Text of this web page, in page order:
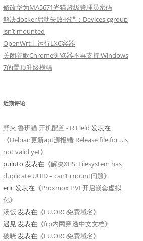
修改华为MA5671光猫超级管理员密码
解决docker启动失败报错：Devices cgroup
isn’t mounted
OpenWrt上运行LXC容器
关闭谷歌Chrome浏览器不再支持 Windows
7的置顶升级横幅
近期评论
野火 鲁班猫 开机配置 - R Field 发表在
《Debian更新apt源报错 Release file for…is
not valid yet》
puluto 发表在《解决XFS: Filesystem has
duplicate UUID – can’t mount问题》
eric发表在《Proxmox PVE开启嵌套虚拟
化》
汤饭 发表在《EU.ORG免费域名》
遇见发表在《frp内网穿透中文文档》
破晓发表在《EU.ORG免费域名》